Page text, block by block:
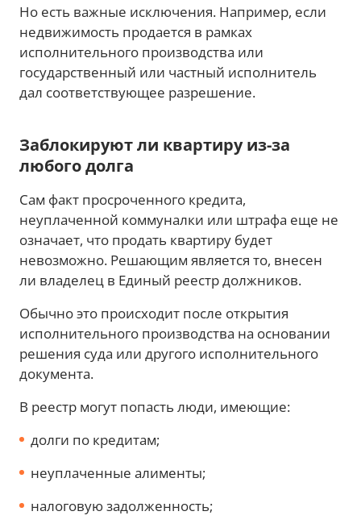
Но есть важные исключения. Например, если
недвижимость продается в рамках
исполнительного производства или
государственный или частный исполнитель
дал соответствующее разрешение.
Заблокируют ли квартиру из-за
любого долга
Сам факт просроченного кредита,
неуплаченной коммуналки или штрафа еще не
означает, что продать квартиру будет
невозможно. Решающим является то, внесен
ли владелец в Единый реестр должников.
Обычно это происходит после открытия
исполнительного производства на основании
решения суда или другого исполнительного
документа.
В реестр могут попасть люди, имеющие:
долги по кредитам;
неуплаченные алименты;
налоговую задолженность;